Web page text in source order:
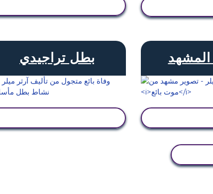
بطل تراجيدي